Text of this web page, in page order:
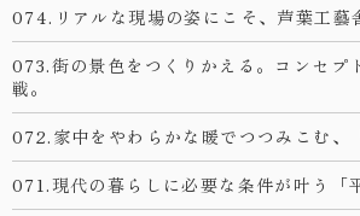
074.リアルな現場の姿にこそ、芦葉工藝
073.街の景色をつくりかえる。コンセプ
戦。
072.家中をやわらかな暖でつつみこむ、
071.現代の暮らしに必要な条件が叶う「